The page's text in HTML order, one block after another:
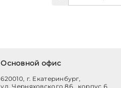
Основной офис
620010, г. Екатеринбург,
ул. Черняховского 86, корпус 6